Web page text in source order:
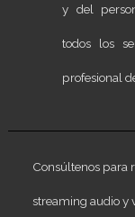
y del
todos los
profesional
Consúltenos para
streaming audio y